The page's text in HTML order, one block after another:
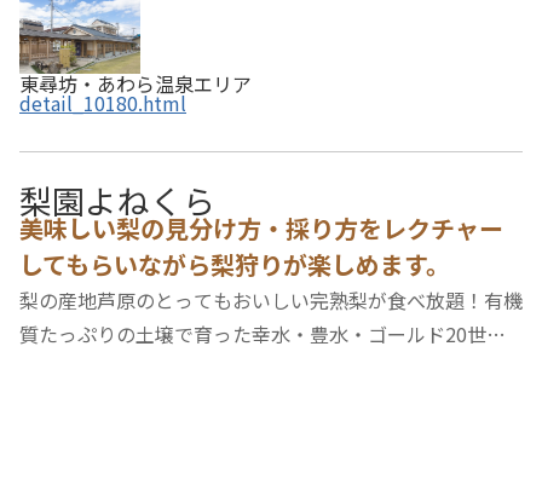
東尋坊・あわら温泉エリア
detail_10180.html
梨園よねくら
美味しい梨の見分け方・採り方をレクチャー
してもらいながら梨狩りが楽しめます。
梨の産地芦原のとってもおいしい完熟梨が食べ放題！有機
質たっぷりの土壌で育った幸水・豊水・ゴールド20世